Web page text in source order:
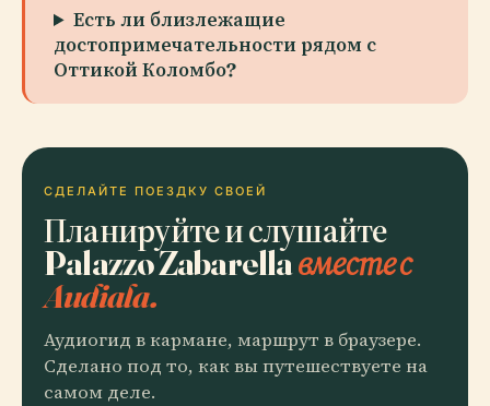
Есть ли близлежащие
достопримечательности рядом с
Оттикой Коломбо?
СДЕЛАЙТЕ ПОЕЗДКУ СВОЕЙ
Планируйте и слушайте
Palazzo Zabarellaвместе с
Audiala.
Аудиогид в кармане, маршрут в браузере.
Сделано под то, как вы путешествуете на
самом деле.